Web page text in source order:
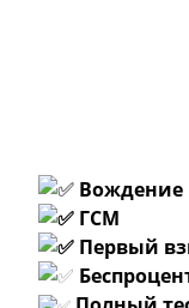
В
ГСМ
Первый